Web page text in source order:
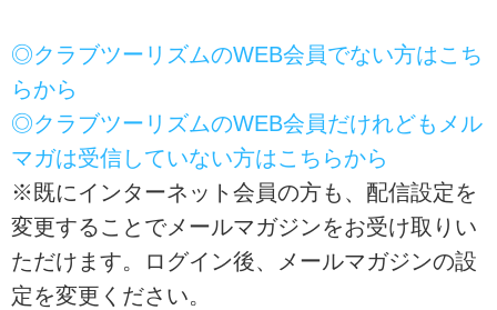
◎クラブツーリズムのWEB会員でない方はこち
らから
◎クラブツーリズムのWEB会員だけれどもメル
マガは受信していない方はこちらから
※既にインターネット会員の方も、配信設定を
変更することでメールマガジンをお受け取りい
ただけます。ログイン後、メールマガジンの設
定を変更ください。